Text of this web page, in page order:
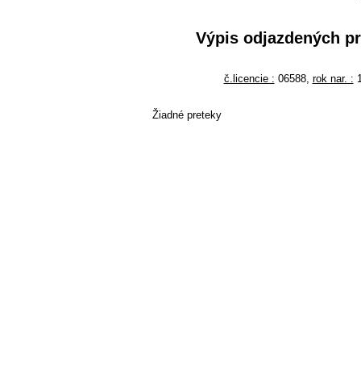
Výpis odjazdených
č.licencie : 06588, rok nar. :
Žiadné preteky